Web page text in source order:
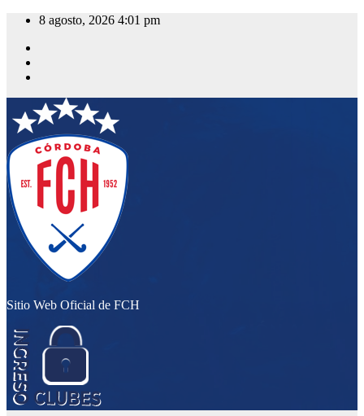
Saltar
contenido
8 agosto, 2026 4:01 pm
Sitio Web Oficial de FCH